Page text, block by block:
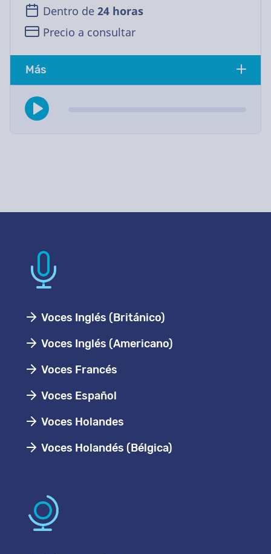
Dentro de 24 horas
Precio a consultar
Más
Voces Inglés (Británico)
Voces Inglés (Americano)
Voces Francés
Voces Español
Voces Holandes
Voces Holandés (Bélgica)